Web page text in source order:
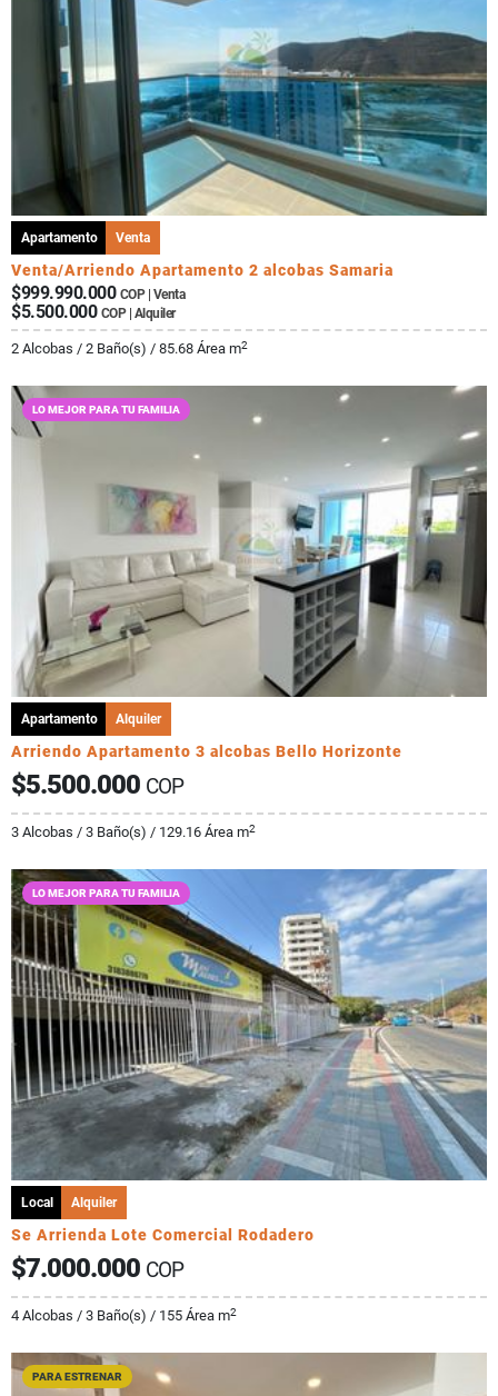
Apartamento Venta
Venta/Arriendo Apartamento 2 alcobas Samaria
$999.990.000 COP | Venta
$5.500.000 COP | Alquiler
2 Alcobas / 2 Baño(s) / 85.68 Área m2
LO MEJOR PARA TU FAMILIA
Apartamento Alquiler
Arriendo Apartamento 3 alcobas Bello Horizonte
$5.500.000 COP
3 Alcobas / 3 Baño(s) / 129.16 Área m2
LO MEJOR PARA TU FAMILIA
Local Alquiler
Se Arrienda Lote Comercial Rodadero
$7.000.000 COP
4 Alcobas / 3 Baño(s) / 155 Área m2
PARA ESTRENAR